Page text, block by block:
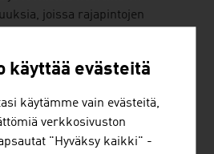
joissa rajapintojen
käyttää evästeitä
käytämme vain evästeitä,
verkkosivuston
"Hyväksy kaikki" -